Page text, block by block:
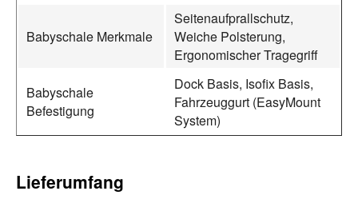
Babyschale Merkmale
Seitenaufprallschutz,
Weiche Polsterung,
Ergonomischer Tragegriff
Babyschale
Befestigung
Dock Basis, Isofix Basis,
Fahrzeuggurt (EasyMount
System)
Lieferumfang